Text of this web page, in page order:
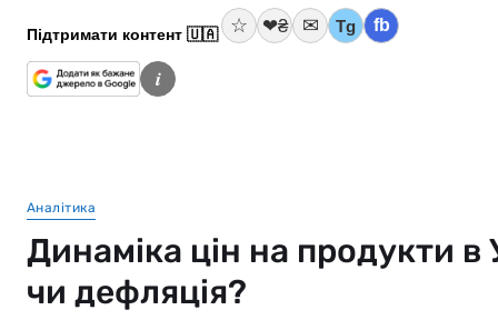
Підтримати контент 🇺🇦 ☆ ❤₴ ✉ Tg fb
i
Аналітика
Динаміка цін на продукти в
чи дефляція?